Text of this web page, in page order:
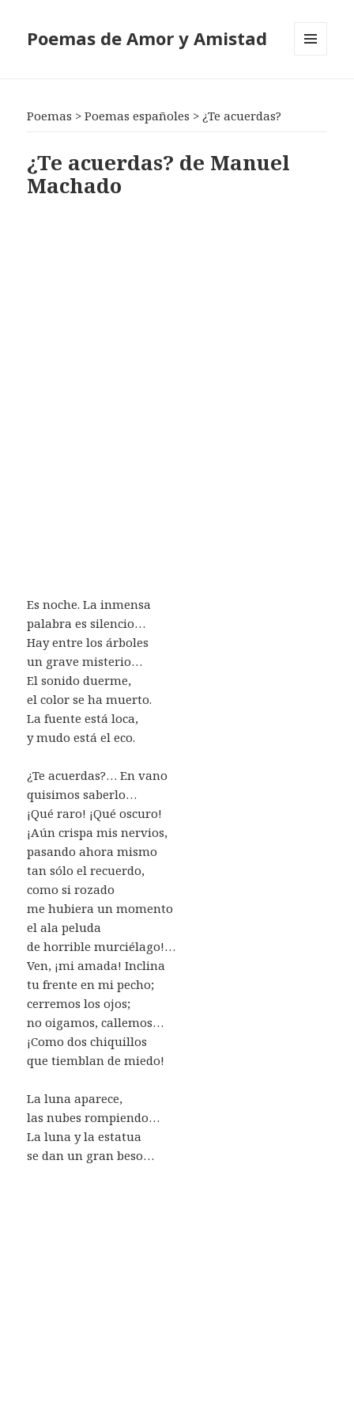
Poemas de Amor y Amistad
Poemas >Poemas españoles >¿Te acuerdas?
¿Te acuerdas? de Manuel
Machado
Es noche. La inmensa
palabra es silencio…
Hay entre los árboles
un grave misterio…
El sonido duerme,
el color se ha muerto.
La fuente está loca,
y mudo está el eco.
¿Te acuerdas?… En vano
quisimos saberlo…
¡Qué raro! ¡Qué oscuro!
¡Aún crispa mis nervios,
pasando ahora mismo
tan sólo el recuerdo,
como si rozado
me hubiera un momento
el ala peluda
de horrible murciélago!…
Ven, ¡mi amada! Inclina
tu frente en mi pecho;
cerremos los ojos;
no oigamos, callemos…
¡Como dos chiquillos
que tiemblan de miedo!
La luna aparece,
las nubes rompiendo…
La luna y la estatua
se dan un gran beso…